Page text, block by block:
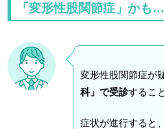
「変形性股関節症」かも
変形性股関節症が
科」で受診するこ
症状が進行すると